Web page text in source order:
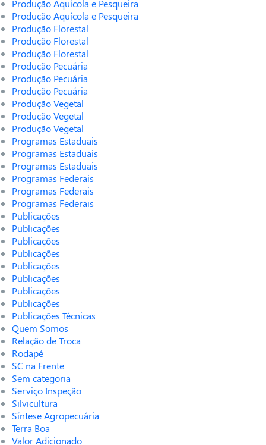
Produção Aquícola e Pesqueira
Produção Aquícola e Pesqueira
Produção Florestal
Produção Florestal
Produção Florestal
Produção Pecuária
Produção Pecuária
Produção Pecuária
Produção Vegetal
Produção Vegetal
Produção Vegetal
Programas Estaduais
Programas Estaduais
Programas Estaduais
Programas Federais
Programas Federais
Programas Federais
Publicações
Publicações
Publicações
Publicações
Publicações
Publicações
Publicações
Publicações
Publicações Técnicas
Quem Somos
Relação de Troca
Rodapé
SC na Frente
Sem categoria
Serviço Inspeção
Silvicultura
Síntese Agropecuária
Terra Boa
Valor Adicionado